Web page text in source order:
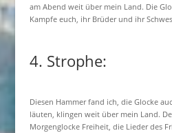
am Abend weit über mein Land. Die
Kampfe euch, ihr Brüder und ihr
4. Strophe:
Diesen Hammer fand ich, die Glocke
läuten, klingen weit über mein Land.
Morgenglocke Freiheit, die Lieder des